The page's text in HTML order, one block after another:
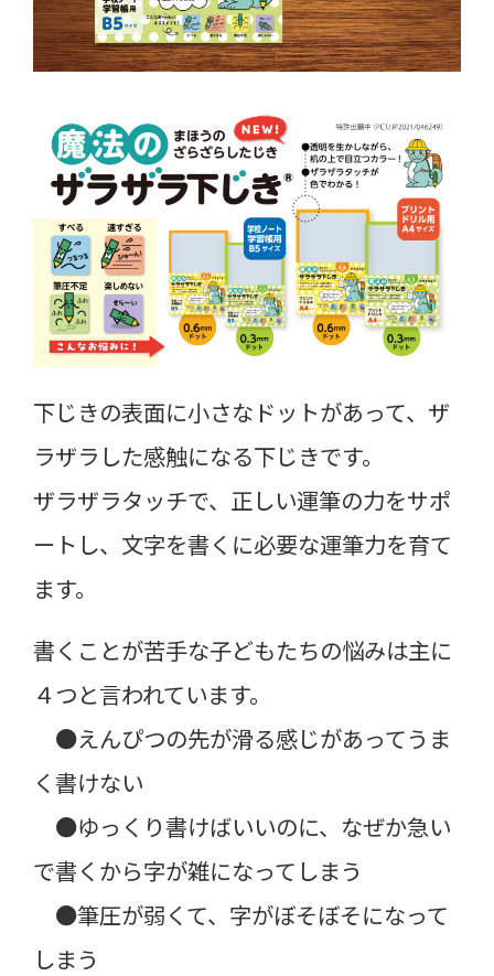
下じきの表面に小さなドットがあって、ザ
ラザラした感触になる下じきです。
ザラザラタッチで、正しい運筆の力をサポ
ートし、文字を書くに必要な運筆力を育て
ます。
書くことが苦手な子どもたちの悩みは主に
４つと言われています。
●えんぴつの先が滑る感じがあってうま
く書けない
●ゆっくり書けばいいのに、なぜか急い
で書くから字が雑になってしまう
●筆圧が弱くて、字がぼそぼそになって
しまう